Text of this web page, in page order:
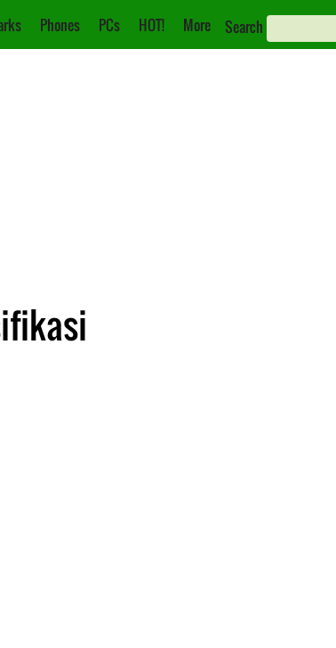
Phones PCs HOT! More Search